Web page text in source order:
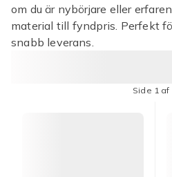
om du är nybörjare eller
material till fyndpris. Perfekt
snabb leverans.
Side 1 af